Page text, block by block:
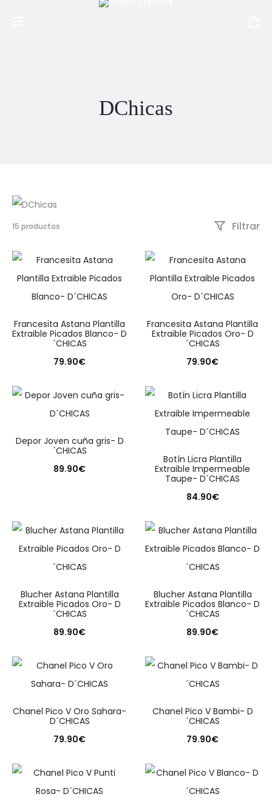
DChicas
15 productos
de
15
Ordenado
los
últimos
Filtrar
Francesita Astana Plantilla
Extraible Picados Blanco- D
´CHICAS
79.90€
Francesita Astana Plantilla
Extraible Picados Oro- D
´CHICAS
79.90€
Depor Joven cuña gris- D
´CHICAS
89.90€
Botín Licra Plantilla
Extraible Impermeable
Taupe- D´CHICAS
84.90€
Blucher Astana Plantilla
Extraible Picados Oro- D
´CHICAS
89.90€
Blucher Astana Plantilla
Extraible Picados Blanco- D
´CHICAS
89.90€
Chanel Pico V Oro Sahara-
D´CHICAS
79.90€
Chanel Pico V Bambi- D
´CHICAS
79.90€